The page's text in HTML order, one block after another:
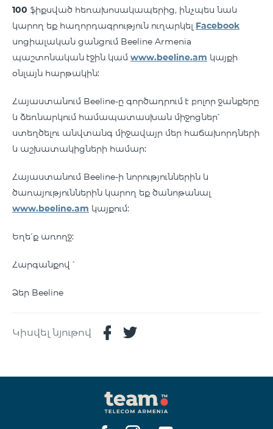
100 ֆիքսված հեռախոսակապերից, ինչպես նաև
կարող եք հաղորդագրություն ուղարկել Facebook
սոցիալական ցանցում Beeline Armenia
պաշտոնական էջին կամ www.beeline.am կայքի
օնլայն հարթակին:
Հայաստանում Beeline-ը գործադրում է բոլոր ջանքերը
և ձեռնարկում համապատասխան միջոցներ՝
ստեղծելու անվտանգ միջավայր մեր հաճախորդների
և աշխատակիցների համար:
Հայաստանում Beeline-ի նորություններին և
ծառայություններին կարող եք ծանոթանալ
www.beeline.am կայքում:
Եղե՛ք առողջ:
Հարգանքով ՝
Ձեր Beeline
Կիսվել նյութով